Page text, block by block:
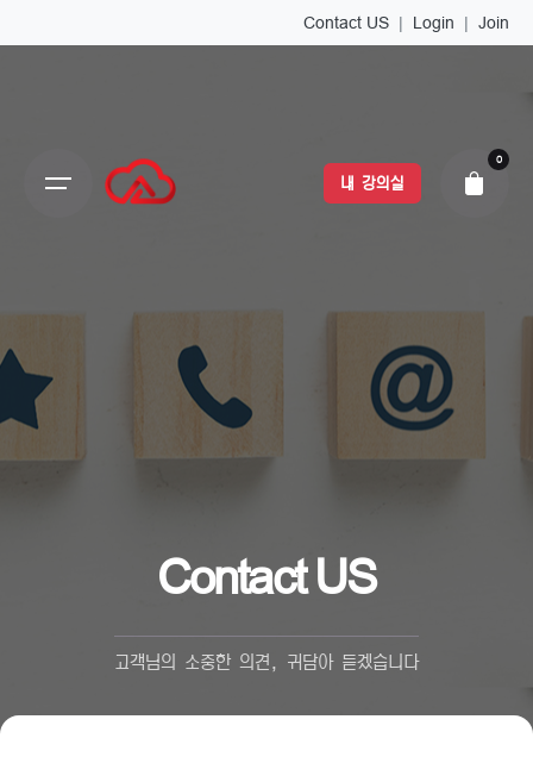
Join
|
Login
|
Contact US
내 강의실
0
Contact US
고객님의 소중한 의견, 귀담아 듣겠습니다